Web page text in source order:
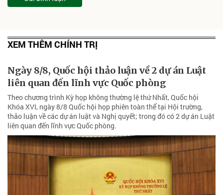
XEM THÊM CHÍNH TRỊ
Ngày 8/8, Quốc hội thảo luận về 2 dự án Luật
liên quan đến lĩnh vực Quốc phòng
Theo chương trình Kỳ họp không thường lệ thứ Nhất, Quốc hội
Khóa XVI, ngày 8/8 Quốc hội họp phiên toàn thể tại Hội trường,
thảo luận về các dự án luật và Nghị quyết; trong đó có 2 dự án Luật
liên quan đến lĩnh vực Quốc phòng.